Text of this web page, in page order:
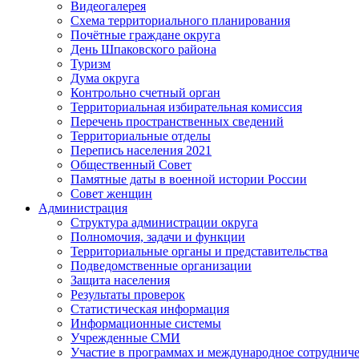
Видеогалерея
Схема территориального планирования
Почётные граждане округа
День Шпаковского района
Туризм
Дума округа
Контрольно счетный орган
Территориальная избирательная комиссия
Перечень пространственных сведений
Территориальные отделы
Перепись населения 2021
Общественный Совет
Памятные даты в военной истории России
Совет женщин
Администрация
Структура администрации округа
Полномочия, задачи и функции
Территориальные органы и представительства
Подведомственные организации
Защита населения
Результаты проверок
Статистическая информация
Информационные системы
Учрежденные СМИ
Участие в программах и международное